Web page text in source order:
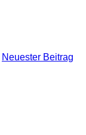
Neuester Beitrag